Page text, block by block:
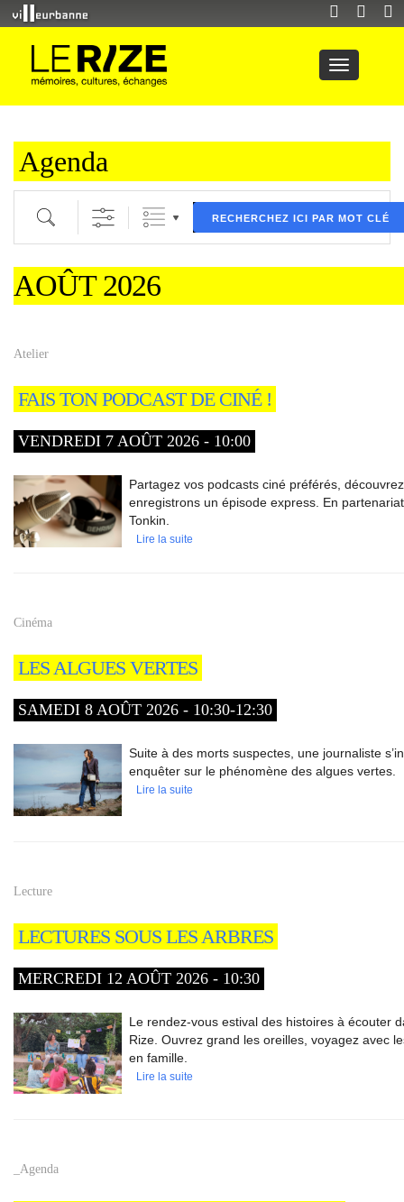
Agenda
Recherche par mot clé (ici) et / ou filtre (ci dessous) puis validez
RECHERCHEZ ICI PAR MOT CLÉ
AOÛT 2026
Atelier
FAIS TON PODCAST DE CINÉ !
VENDREDI 7 AOÛT 2026 - 10:00
Partagez vos podcasts ciné préférés,
enregistrons un épisode express. En
Tonkin.
Lire la suite
Cinéma
LES ALGUES VERTES
SAMEDI 8 AOÛT 2026 - 10:30-12:30
Suite à des morts suspectes, une journaliste
enquêter sur le phénomène des algues vertes.
Lire la suite
Lecture
LECTURES SOUS LES ARBRES
MERCREDI 12 AOÛT 2026 - 10:30
Le rendez-vous estival des histoires à écouter
Rize. Ouvrez grand les oreilles, voyagez avec
en famille.
Lire la suite
_Agenda